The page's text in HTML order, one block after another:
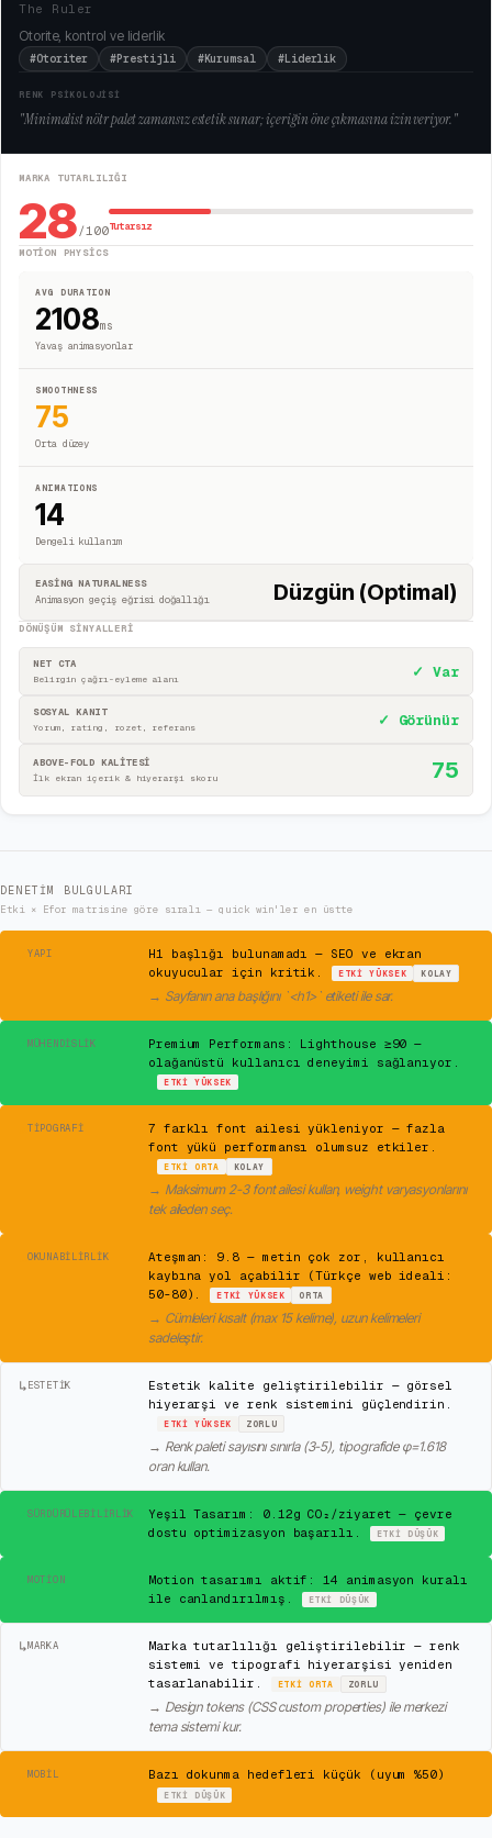
The Ruler
Otorite, kontrol ve liderlik
#Otoriter #Prestijli #Kurumsal #Liderlik
RENK PSİKOLOJİSİ
"Minimalist nötr palet zamansız estetik sunar; içeriğin öne çıkmasına izin veriyor."
MARKA TUTARLILIĞI
28/100Tutarsız
MOTION PHYSICS
AVG DURATION
2108ms
Yavaş animasyonlar
SMOOTHNESS
75
Orta düzey
ANIMATIONS
14
Dengeli kullanım
EASING NATURALNESS
Animasyon geçiş eğrisi doğallığı
Düzgün (Optimal)
DÖNÜŞÜM SINYALLERI
NET CTA
Belirgin çağrı-eyleme alanı ✓ Var
SOSYAL KANIT
Yorum, rating, rozet, referans ✓ Görünür
ABOVE-FOLD KALİTESİ
İlk ekran içerik & hiyerarşi skoru 75
DENETIM BULGULARI
Etki × Efor matrisine göre sıralı — quick win'ler en üstte
YAPI
H1 başlığı bulunamadı — SEO ve ekran
okuyucular için kritik.
ETKIYÜKSEK KOLAY
→ Sayfanın ana başlığını `<h1>` etiketi ile sar.
MÜHENDISLIK
Premium Performans: Lighthouse ≥90 —
olağanüstü kullanıcı deneyimi sağlanıyor.
ETKIYÜKSEK
TIPOGRAFI
7 farklı font ailesi yükleniyor — fazla
font yükü performansı olumsuz etkiler.
ETKIORTA KOLAY
→ Maksimum 2-3 font ailesi kullan, weight varyasyonlarını
tek aileden seç.
OKUNABILIRLIK
Ateşman: 9.8 — metin çok zor, kullanıcı
kaybına yol açabilir (Türkçe web ideali:
50-80).
ETKI YÜKSEK ORTA
→ Cümleleri kısalt (max 15 kelime), uzun kelimeleri
sadeleştir.
↳ ESTETIK
Estetik kalite geliştirilebilir — görsel
hiyerarşi ve renk sistemini güçlendirin.
ETKIYÜKSEK ZORLU
→ Renk paleti sayısını sınırla (3-5), tipografide φ=1.618
oran kullan.
SÜRDÜRÜLEBILIRLIK
Yeşil Tasarım: 0.12g CO₂/ziyaret — çevre
dostu optimizasyon başarılı.
ETKI DÜŞÜK
MOTION
Motion tasarımı aktif: 14 animasyon kuralı
ile canlandırılmış.
ETKI DÜŞÜK
↳MARKA
Marka tutarlılığı geliştirilebilir — renk
sistemi ve tipografi hiyerarşisi yeniden
tasarlanabilir.
ETKIORTA ZORLU
→ Design tokens (CSS custom properties) ile merkezi
tema sistemi kur.
MOBIL Bazı dokunma hedefleri küçük (uyum %50)
ETKI DÜŞÜK